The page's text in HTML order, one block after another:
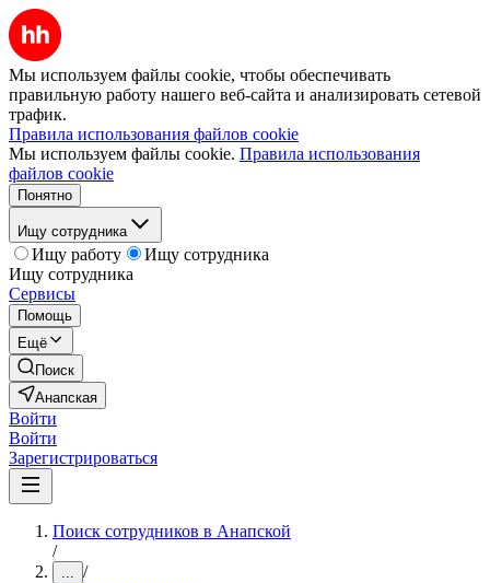
Мы используем файлы cookie, чтобы обеспечивать
правильную работу нашего веб-сайта и анализировать сетевой
трафик.
Правила использования файлов cookie
Мы используем файлы cookie. Правила использования
файлов cookie
Понятно
Ищу сотрудника
Ищу работу
Ищу сотрудника
Ищу сотрудника
Сервисы
Помощь
Ещё
Поиск
Анапская
Войти
Войти
Зарегистрироваться
Поиск сотрудников в Анапской
/
... /